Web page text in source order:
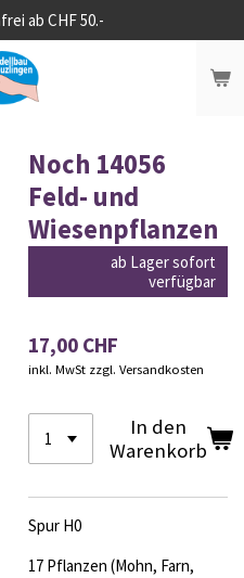
ab CHF 50.-
Noch 14056
Feld- und
Wiesenpflanzen
ab Lager sofort
verfügbar
17,00 CHF
inkl. MwSt zzgl. Versandkosten
In den
Warenkorb
Spur H0
17 Pflanzen (Mohn, Farn,